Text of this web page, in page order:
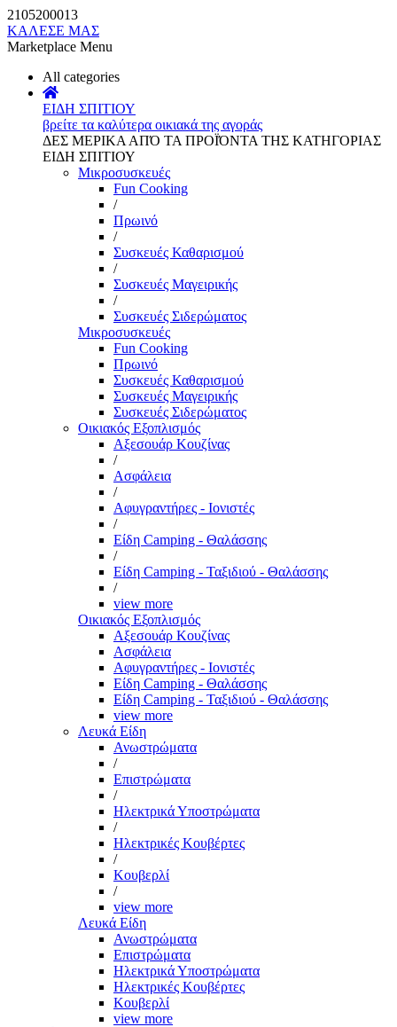
2105200013
ΚΑΛΕΣΕ ΜΑΣ
Marketplace Menu
All categories
ΕΙΔΗ ΣΠΙΤΙΟΥ
βρείτε τα καλύτερα οικιακά της αγοράς
ΔΕΣ ΜΕΡΙΚΑ ΑΠΌ ΤΑ ΠΡΟΪΌΝΤΑ ΤΗΣ ΚΑΤΗΓΟΡΙΑΣ
ΕΙΔΗ ΣΠΙΤΙΟΥ
Μικροσυσκευές
Fun Cooking
/
Πρωινό
/
Συσκευές Καθαρισμού
/
Συσκευές Μαγειρικής
/
Συσκευές Σιδερώματος
Μικροσυσκευές
Fun Cooking
Πρωινό
Συσκευές Καθαρισμού
Συσκευές Μαγειρικής
Συσκευές Σιδερώματος
Οικιακός Εξοπλισμός
Αξεσουάρ Κουζίνας
/
Ασφάλεια
/
Αφυγραντήρες - Ιονιστές
/
Είδη Camping - Θαλάσσης
/
Είδη Camping - Ταξιδιού - Θαλάσσης
/
view more
Οικιακός Εξοπλισμός
Αξεσουάρ Κουζίνας
Ασφάλεια
Αφυγραντήρες - Ιονιστές
Είδη Camping - Θαλάσσης
Είδη Camping - Ταξιδιού - Θαλάσσης
view more
Λευκά Είδη
Ανωστρώματα
/
Επιστρώματα
/
Ηλεκτρικά Υποστρώματα
/
Ηλεκτρικές Κουβέρτες
/
Κουβερλί
/
view more
Λευκά Είδη
Ανωστρώματα
Επιστρώματα
Ηλεκτρικά Υποστρώματα
Ηλεκτρικές Κουβέρτες
Κουβερλί
view more